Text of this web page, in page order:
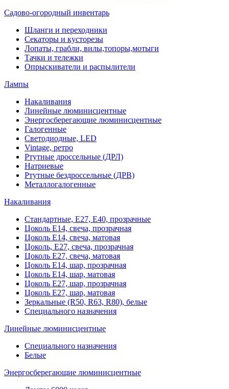
Садово-огородный инвентарь
Шланги и переходники
Секаторы и кусторезы
Лопаты, грабли, вилы,топоры,мотыги
Тачки и тележки
Опрыскиватели и распылители
Лампы
Накаливания
Линейные люминисцентные
Энергосберегающие люминисцентные
Галогенные
Светодиодные, LED
Vintage, ретро
Ртутные дроссельные (ДРЛ)
Натриевые
Ртутные бездроссельные (ДРВ)
Металлогалогенные
Накаливания
Стандартные, Е27, Е40, прозрачные
Цоколь Е14, свеча, прозрачная
Цоколь Е14, свеча, матовая
Цоколь, Е27, свеча, прозрачная
Цоколь Е27, свеча, матовая
Цоколь Е14, шар, прозрачная
Цоколь Е14, шар, матовая
Цоколь Е27, шар, прозрачная
Цоколь Е27, шар, матовая
Зеркальные (R50, R63, R80), белые
Специального назначения
Линейные люминисцентные
Специального назначения
Белые
Энергосберегающие люминисцентные